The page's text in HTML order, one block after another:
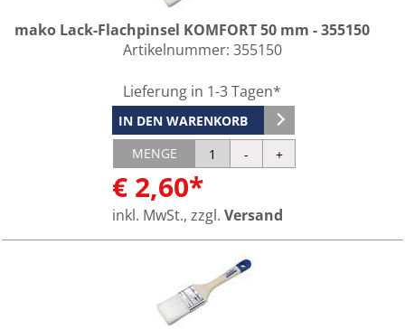
mako Lack-Flachpinsel KOMFORT 50 mm - 355150
Artikelnummer: 355150
Lieferung in 1-3 Tagen*
IN DEN WARENKORB
MENGE
€ 2,60*
inkl. MwSt., zzgl. Versand